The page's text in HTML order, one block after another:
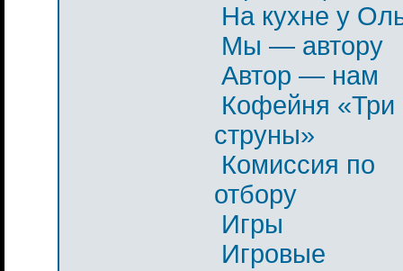
На кухне у
Мы — автору
Автор — нам
Кофейня «Три
струны»
Комиссия по
отбору
Игры
Игровые